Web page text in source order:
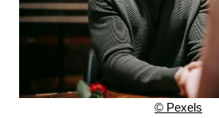
© Pexels